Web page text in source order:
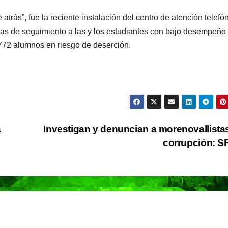
fue la reciente instalación del centro de atención
de seguimiento a las y los estudiantes con bajo desempeño
alumnos en riesgo de deserción.
Investigan y denuncian a
corrupción:
Carmelitas
Café, el sabor
a los visitantes
Oreo®
30/07/2026